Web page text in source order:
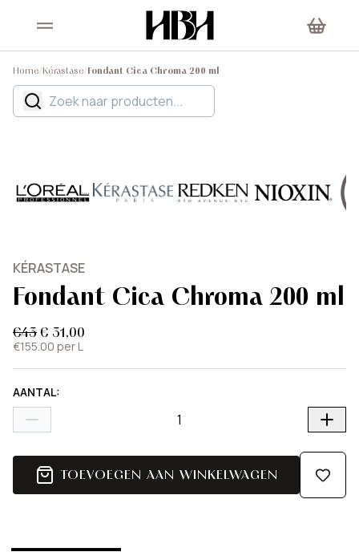
Home/Kérastase/Fondant Cica Chroma 200 ml
KÉRASTASE
Fondant Cica Chroma 200 ml
€43€ 31,00
€155.00 per L
AANTAL:
TOEVOEGEN AAN WINKELWAGEN